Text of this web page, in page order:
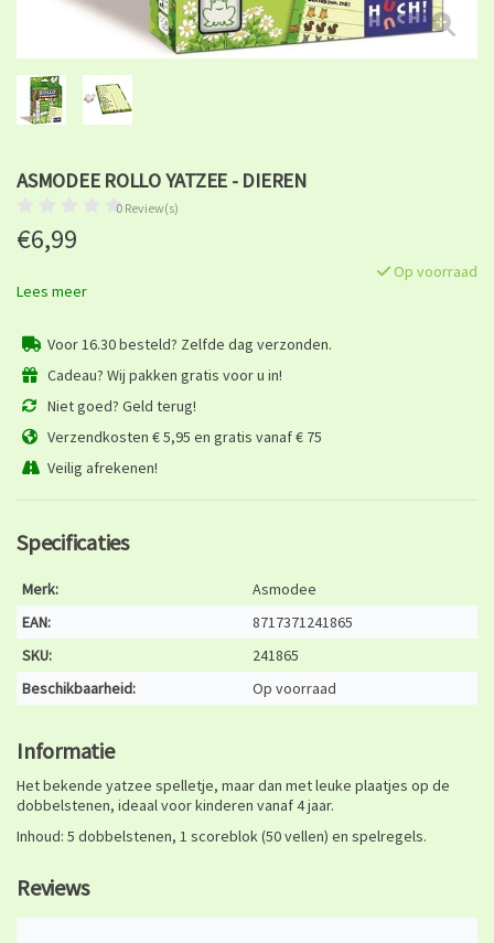
ASMODEE ROLLO YATZEE - DIEREN
0 Review(s)
€6,99
Op voorraad
Lees meer
Voor 16.30 besteld? Zelfde dag verzonden.
Cadeau? Wij pakken gratis voor u in!
Niet goed? Geld terug!
Verzendkosten € 5,95 en gratis vanaf € 75
Veilig afrekenen!
Specificaties
Merk:
Asmodee
EAN:
8717371241865
SKU:
241865
Beschikbaarheid:
Op voorraad
Informatie
Het bekende yatzee spelletje, maar dan met leuke plaatjes op de
dobbelstenen, ideaal voor kinderen vanaf 4 jaar.
Inhoud: 5 dobbelstenen, 1 scoreblok (50 vellen) en spelregels.
Reviews